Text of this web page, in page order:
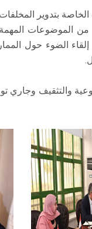
بتدوير
من الموضوعات
الضوء حول
والتثقيف وجاري